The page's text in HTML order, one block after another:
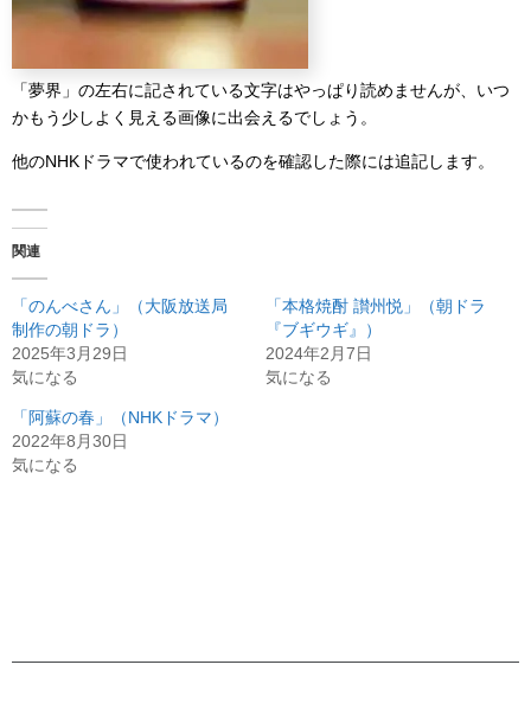
「夢界」の左右に記されている文字はやっぱり読めませんが、いつ
かもう少しよく見える画像に出会えるでしょう。
他のNHKドラマで使われているのを確認した際には追記します。
関連
「のんべさん」（大阪放送局
制作の朝ドラ）
2025年3月29日
気になる
「本格焼酎 讃州悦」（朝ドラ
『ブギウギ』）
2024年2月7日
気になる
「阿蘇の春」（NHKドラマ）
2022年8月30日
気になる